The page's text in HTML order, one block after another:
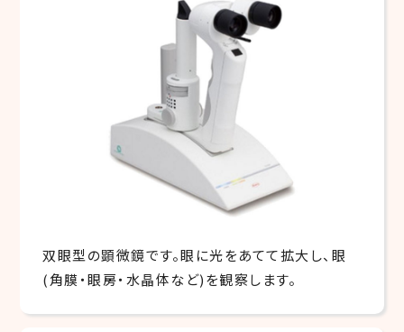
双眼型の顕微鏡です。眼に光をあてて拡大し、眼
(角膜・眼房・水晶体など)を観察します。